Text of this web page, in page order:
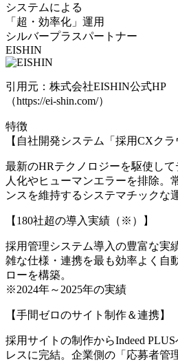
システムによる
「超・効率化」運用
シルバープラスパートナー
EISHIN
引用元：株式会社EISHIN公式HP
（https://ei-shin.com/）
特徴
【自社開発システム「採用CXクラ
最新のHRテクノロジーを駆使し
人化やヒューマンエラーを排除。
ンスを維持するシステマチックな
【180社超の導入実績（※）】
採用管理システム導入の豊富な実
雑な仕様・連携を最も効率よく自
ローを構築。
※2024年～2025年の実績
【手間ゼロのサイト制作＆連携】
採用サイトの制作からIndeed
レスに完結。企業側の「応募者管